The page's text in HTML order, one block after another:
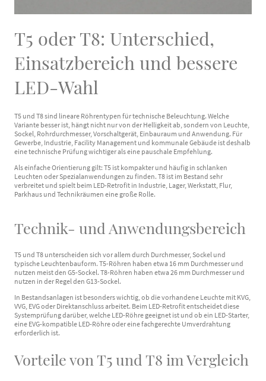
T5 oder T8: Unterschied,
Einsatzbereich und bessere
LED-Wahl
T5 und T8 sind lineare Röhrentypen für technische Beleuchtung. Welche
Variante besser ist, hängt nicht nur von der Helligkeit ab, sondern von Leuchte,
Sockel, Rohrdurchmesser, Vorschaltgerät, Einbauraum und Anwendung. Für
Gewerbe, Industrie, Facility Management und kommunale Gebäude ist deshalb
eine technische Prüfung wichtiger als eine pauschale Empfehlung.
Als einfache Orientierung gilt: T5 ist kompakter und häufig in schlanken
Leuchten oder Spezialanwendungen zu finden. T8 ist im Bestand sehr
verbreitet und spielt beim LED-Retrofit in Industrie, Lager, Werkstatt, Flur,
Parkhaus und Technikräumen eine große Rolle.
Technik- und Anwendungsbereich
T5 und T8 unterscheiden sich vor allem durch Durchmesser, Sockel und
typische Leuchtenbauform. T5-Röhren haben etwa 16 mm Durchmesser und
nutzen meist den G5-Sockel. T8-Röhren haben etwa 26 mm Durchmesser und
nutzen in der Regel den G13-Sockel.
In Bestandsanlagen ist besonders wichtig, ob die vorhandene Leuchte mit KVG,
VVG, EVG oder Direktanschluss arbeitet. Beim LED-Retrofit entscheidet diese
Systemprüfung darüber, welche LED-Röhre geeignet ist und ob ein LED-Starter,
eine EVG-kompatible LED-Röhre oder eine fachgerechte Umverdrahtung
erforderlich ist.
Vorteile von T5 und T8 im Vergleich